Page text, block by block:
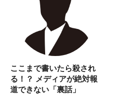
ここまで書いたら殺され
る！？ メディアが絶対報
道できない「裏話」